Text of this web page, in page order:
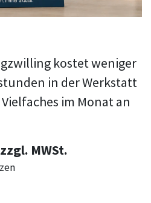
kostet weniger
in der Werkstatt
im Monat an
MWSt.